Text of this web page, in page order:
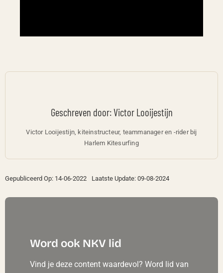
Geschreven door: Victor Looijestijn
Victor Looijestijn, kiteinstructeur, teammanager en -rider bij
Harlem Kitesurfing
Gepubliceerd Op: 14-06-2022 Laatste Update: 09-08-2024
Word ook NKV lid
Vind je deze content waardevol? Word lid van